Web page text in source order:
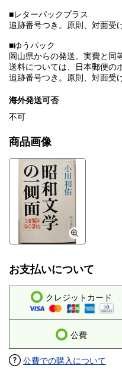
■レターパックプラス
追跡番号つき。原則、対面受
■ゆうパック
岡山県からの発送。実費と同
送料については、日本郵便の
追跡番号つき。原則、対面受
海外発送可否
不可
商品画像
お支払いについて
クレジットカード
公費
公費での購入について